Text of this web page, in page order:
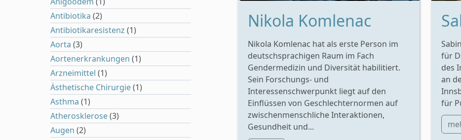
Nikola Komlenac
Nikola Komlenac hat als erste Person im
deutschsprachigen Raum im Fach
Gendermedizin und Diversität habilitiert.
Sein Forschungs- und
Interessenschwerpunkt liegt auf den
Einflüssen von Geschlechternormen auf
zwischenmenschliche Interaktionen,
Gesundheit und...
für
des
an
für
Antibiotika (2)
Antibiotikaresistenz (1)
Aorta (3)
Aortenerkrankungen (1)
Arzneimittel (1)
Ästhetische Chirurgie(1)
Asthma (1)
Atherosklerose(3)
Augen (2)